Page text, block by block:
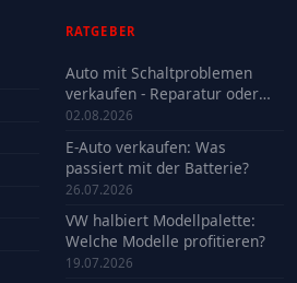
RATGEBER
Auto mit Schaltproblemen
verkaufen - Reparatur oder
Verkauf?
02.08.2026
E-Auto verkaufen: Was
passiert mit der Batterie?
26.07.2026
VW halbiert Modellpalette:
Welche Modelle profitieren?
19.07.2026